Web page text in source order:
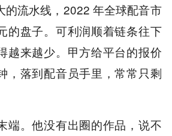
的流水线，2022 年全球配音市
的盘子。可利润顺着链条往下
越来越少。甲方给平台的报价
，落到配音员手里，常常只剩
端。他没有出圈的作品，说不